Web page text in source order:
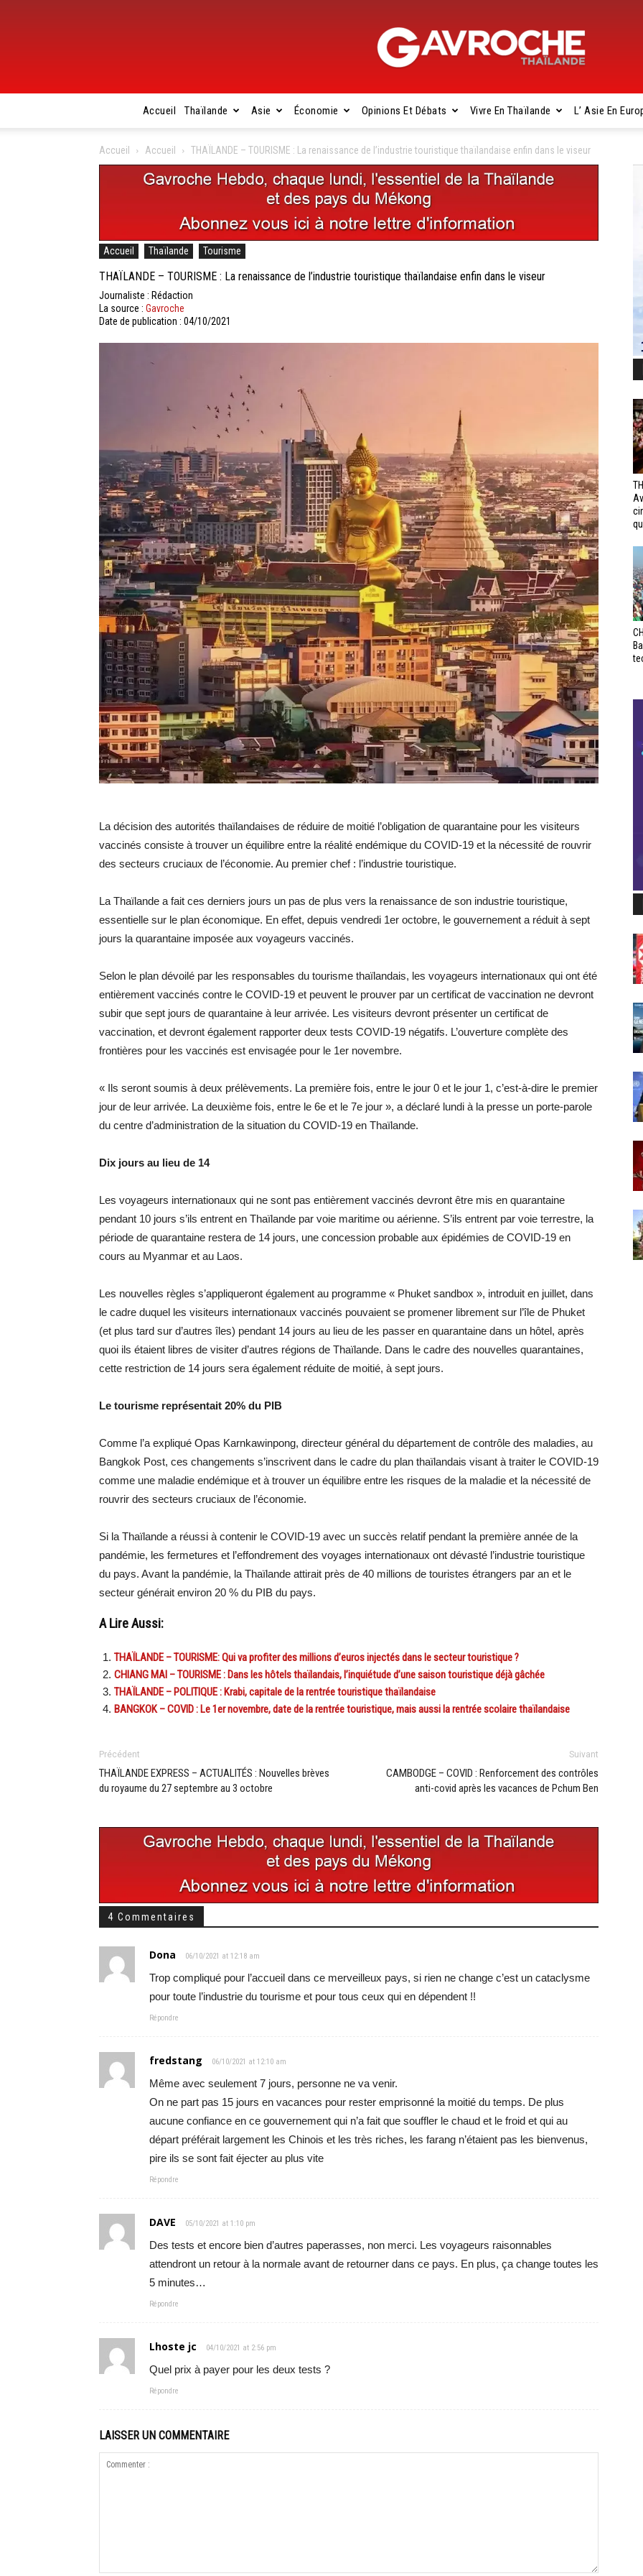
Gavroche
Accueil Thaïlande Asie Économie Opinions Et Débats Vivre En Thaïlande L’ Asie En
Accueil Accueil THAÏLANDE – TOURISME : La renaissance de l’industrie touristique thaïlandaise enfin dans le viseur
Accueil Thaïlande Tourisme
THAÏLANDE – TOURISME : La renaissance de l’industrie touristique thaïlandaise enfin dans le viseur
Journaliste : Rédaction
La source : Gavroche
Date de publication : 04/10/2021
La décision des autorités thaïlandaises de réduire de moitié l’obligation de quarantaine pour les visiteurs
vaccinés consiste à trouver un équilibre entre la réalité endémique du COVID-19 et la nécessité de rouvrir
des secteurs cruciaux de l’économie. Au premier chef : l’industrie touristique.
La Thaïlande a fait ces derniers jours un pas de plus vers la renaissance de son industrie touristique,
essentielle sur le plan économique. En effet, depuis vendredi 1er octobre, le gouvernement a réduit à sept
jours la quarantaine imposée aux voyageurs vaccinés.
Selon le plan dévoilé par les responsables du tourisme thaïlandais, les voyageurs internationaux qui ont été
entièrement vaccinés contre le COVID-19 et peuvent le prouver par un certificat de vaccination ne devront
subir que sept jours de quarantaine à leur arrivée. Les visiteurs devront présenter un certificat de
vaccination, et devront également rapporter deux tests COVID-19 négatifs. L’ouverture complète des
frontières pour les vaccinés est envisagée pour le 1er novembre.
« Ils seront soumis à deux prélèvements. La première fois, entre le jour 0 et le jour 1, c’est-à-dire le premier
jour de leur arrivée. La deuxième fois, entre le 6e et le 7e jour », a déclaré lundi à la presse un porte-parole
du centre d’administration de la situation du COVID-19 en Thaïlande.
Dix jours au lieu de 14
Les voyageurs internationaux qui ne sont pas entièrement vaccinés devront être mis en quarantaine
pendant 10 jours s’ils entrent en Thaïlande par voie maritime ou aérienne. S’ils entrent par voie terrestre, la
période de quarantaine restera de 14 jours, une concession probable aux épidémies de COVID-19 en
cours au Myanmar et au Laos.
Les nouvelles règles s’appliqueront également au programme « Phuket sandbox », introduit en juillet, dans
le cadre duquel les visiteurs internationaux vaccinés pouvaient se promener librement sur l’île de Phuket
(et plus tard sur d’autres îles) pendant 14 jours au lieu de les passer en quarantaine dans un hôtel, après
quoi ils étaient libres de visiter d’autres régions de Thaïlande. Dans le cadre des nouvelles quarantaines,
cette restriction de 14 jours sera également réduite de moitié, à sept jours.
Le tourisme représentait 20% du PIB
Comme l’a expliqué Opas Karnkawinpong, directeur général du département de contrôle des maladies, au
Bangkok Post, ces changements s’inscrivent dans le cadre du plan thaïlandais visant à traiter le COVID-19
comme une maladie endémique et à trouver un équilibre entre les risques de la maladie et la nécessité de
rouvrir des secteurs cruciaux de l’économie.
Si la Thaïlande a réussi à contenir le COVID-19 avec un succès relatif pendant la première année de la
pandémie, les fermetures et l’effondrement des voyages internationaux ont dévasté l’industrie touristique
du pays. Avant la pandémie, la Thaïlande attirait près de 40 millions de touristes étrangers par an et le
secteur générait environ 20 % du PIB du pays.
A Lire Aussi:
THAÏLANDE – TOURISME: Qui va profiter des millions d’euros injectés dans le secteur touristique ?
CHIANG MAI – TOURISME : Dans les hôtels thaïlandais, l’inquiétude d’une saison touristique déjà gâchée
THAÏLANDE – POLITIQUE : Krabi, capitale de la rentrée touristique thaïlandaise
BANGKOK – COVID : Le 1er novembre, date de la rentrée touristique, mais aussi la rentrée scolaire thaïlandaise
Précédent
THAÏLANDE EXPRESS – ACTUALITÉS : Nouvelles brèves
du royaume du 27 septembre au 3 octobre
Suivant
CAMBODGE – COVID : Renforcement des contrôles
anti-covid après les vacances de Pchum Ben
4 Commentaires
Dona 06/10/2021 at 12:18 am
Trop compliqué pour l’accueil dans ce merveilleux pays, si rien ne change c’est un cataclysme
pour toute l’industrie du tourisme et pour tous ceux qui en dépendent !!
Répondre
fredstang 06/10/2021 at 12:10 am
Même avec seulement 7 jours, personne ne va venir.
On ne part pas 15 jours en vacances pour rester emprisonné la moitié du temps. De plus
aucune confiance en ce gouvernement qui n’a fait que souffler le chaud et le froid et qui au
départ préférait largement les Chinois et les très riches, les farang n’étaient pas les bienvenus,
pire ils se sont fait éjecter au plus vite
Répondre
DAVE 05/10/2021 at 1:10 pm
Des tests et encore bien d’autres paperasses, non merci. Les voyageurs raisonnables
attendront un retour à la normale avant de retourner dans ce pays. En plus, ça change toutes les
5 minutes…
Répondre
Lhoste jc 04/10/2021 at 2:56 pm
Quel prix à payer pour les deux tests ?
Répondre
LAISSER UN COMMENTAIRE